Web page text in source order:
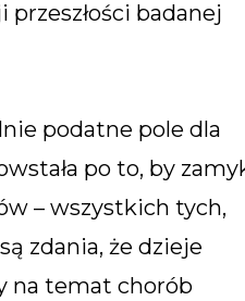
badanej
podatne pole dla
po to, by
– wszystkich tych,
zdania, że dzieje
na temat chorób